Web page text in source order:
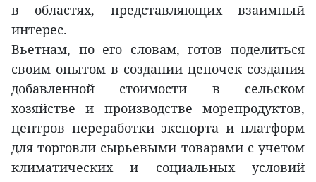
в областях, представляющих взаимный
интерес.
Вьетнам, по его словам, готов поделиться
своим опытом в создании цепочек создания
добавленной стоимости в сельском
хозяйстве и производстве морепродуктов,
центров переработки экспорта и платформ
для торговли сырьевыми товарами с учетом
климатических и социальных условий